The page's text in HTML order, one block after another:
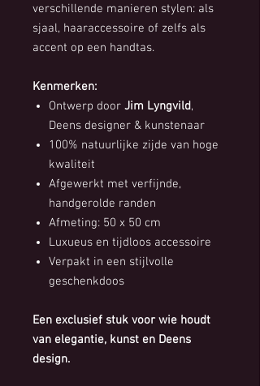
verschillende manieren stylen: als
sjaal, haaraccessoire of zelfs als
accent op een handtas.
Kenmerken:
Ontwerp door Jim Lyngvild,
Deens designer & kunstenaar
100% natuurlijke zijde van hoge
kwaliteit
Afgewerkt met verfijnde,
handgerolde randen
Afmeting: 50 x 50 cm
Luxueus en tijdloos accessoire
Verpakt in een stijlvolle
geschenkdoos
Een exclusief stuk voor wie houdt
van elegantie, kunst en Deens
design.